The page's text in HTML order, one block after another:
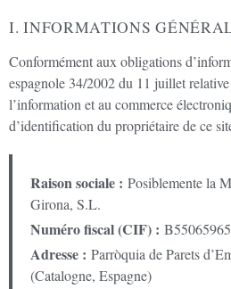
I. INFORMATIONS
Conformément aux obligations
espagnole 34/2002 du 11 juillet
l’information et au commerce
d’identification du propriétaire de ce
Raison sociale : Posiblemente la
Girona, S.L.
Numéro fiscal (CIF) : B55065965
Adresse : Parròquia de Parets
(Catalogne, Espagne)